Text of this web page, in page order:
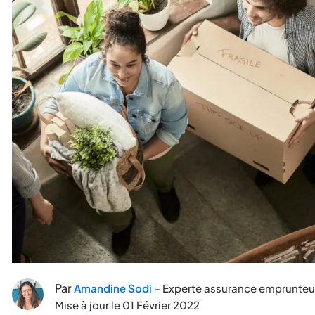
ParAmandine Sodi - Experte assurance
Mise à jour le 01 Février 2022